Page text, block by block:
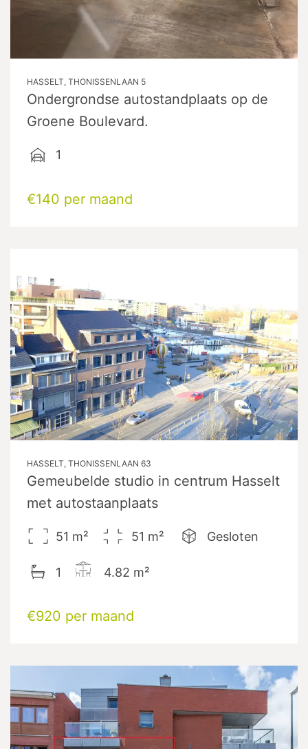
HASSELT, THONISSENLAAN 5
Ondergrondse autostandplaats op de
Groene Boulevard.
1
€140 per maand
HASSELT, THONISSENLAAN 63
Gemeubelde studio in centrum Hasselt
met autostaanplaats
51 m² 51 m² Gesloten
1 4.82 m²
€920 per maand